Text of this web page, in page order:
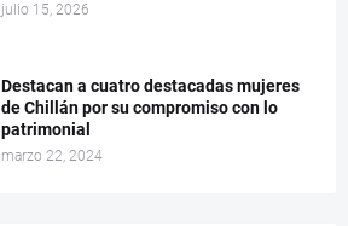
julio 15, 2026
Destacan a cuatro destacadas mujeres
de Chillán por su compromiso con lo
patrimonial
marzo 22, 2024